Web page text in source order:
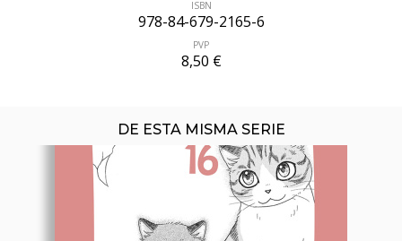
ISBN
978-84-679-2165-6
PVP
8,50 €
DE ESTA MISMA SERIE